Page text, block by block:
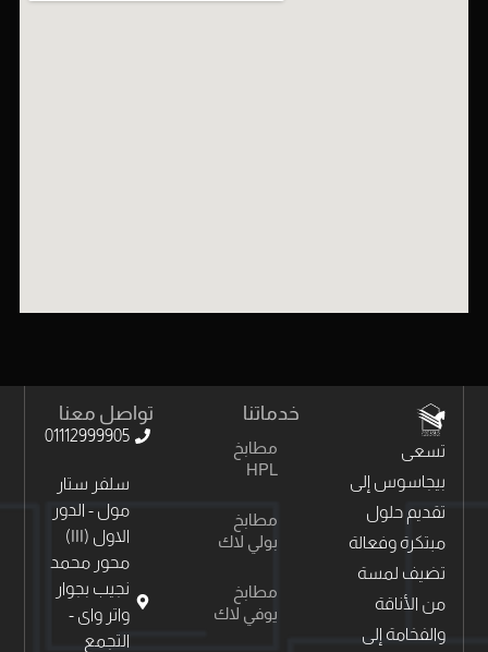
تسعى
بيجاسوس إلى
تقديم حلول
مبتكرة وفعالة
تضيف لمسة
من الأناقة
والفخامة إلى
خدماتنا
مطابخ
HPL
مطابخ
بولي لاك
مطابخ
يوفي لاك
تواصل معنا
01112999905
سلفر ستار
مول - الدور
الاول (١١١)
محور محمد
نجيب بجوار
واتر واى -
التجمع